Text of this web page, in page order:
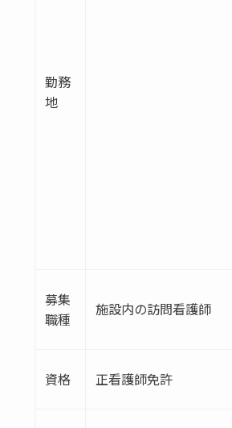
勤務
地
募集
職種
施設内の訪問看護師
資格 正看護師免許